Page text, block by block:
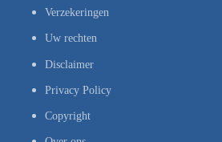
Verzekeringen
Uw rechten
Disclaimer
Privacy Policy
Copyright